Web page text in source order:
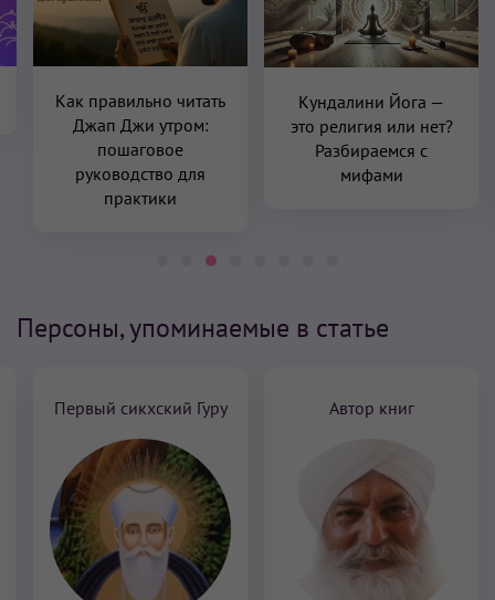
Кундалини Йога —
это религия или нет?
Разбираемся с
мифами
Пять потоков
энергии: как Вайю в
Кундалини Йоге
влияет на ваше тело
Персоны, упоминаемые в статье
Автор книг Муз. Исполнитель